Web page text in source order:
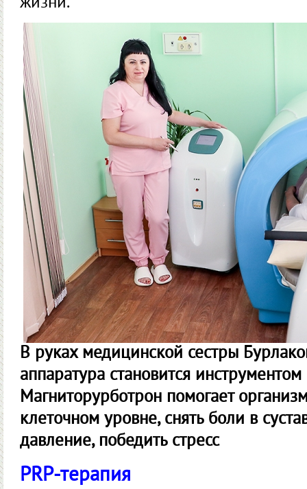
В руках медицинской сестры
аппаратура становится
Магниторурботрон помогает
клеточном уровне, снять боли в
давление, победить стресс
PRP-терапия